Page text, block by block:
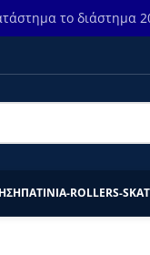
το διάστημα
ΠΑΤΙΝΙΑ-ROLLERS-